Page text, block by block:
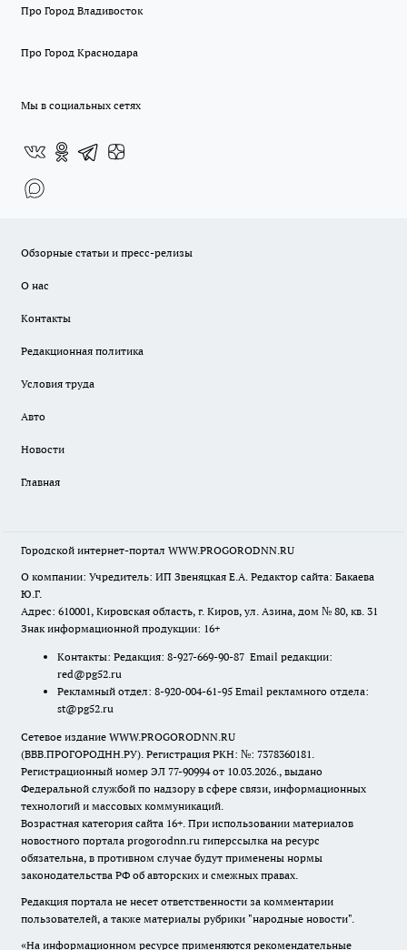
Про Город Владивосток
Про Город Краснодара
Мы в социальных сетях
Обзорные статьи и пресс-релизы
О нас
Контакты
Редакционная политика
Условия труда
Авто
Новости
Главная
Городской интернет-портал WWW.PROGORODNN.RU
О компании: Учредитель: ИП Звеняцкая Е.А. Редактор сайта: Бакаева
Ю.Г.
Адрес: 610001, Кировская область, г. Киров, ул. Азина, дом № 80, кв. 31
Знак информационной продукции: 16+
Контакты: Редакция: 8-927-669-90-87 Email редакции:
red@pg52.ru
Рекламный отдел: 8-920-004-61-95 Email рекламного отдела:
st@pg52.ru
Сетевое издание WWW.PROGORODNN.RU
(ВВВ.ПРОГОРОДНН.РУ). Регистрация РКН: №: 7378360181.
Регистрационный номер ЭЛ 77-90994 от 10.03.2026., выдано
Федеральной службой по надзору в сфере связи, информационных
технологий и массовых коммуникаций.
Возрастная категория сайта 16+. При использовании материалов
новостного портала progorodnn.ru гиперссылка на ресурс
обязательна, в противном случае будут применены нормы
законодательства РФ об авторских и смежных правах.
Редакция портала не несет ответственности за комментарии
пользователей, а также материалы рубрики "народные новости".
«На информационном ресурсе применяются рекомендательные